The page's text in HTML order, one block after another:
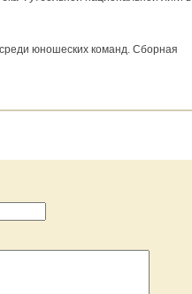
юношеских команд. Сборная